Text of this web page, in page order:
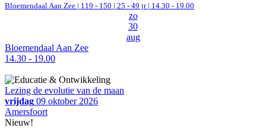
Bloemendaal Aan Zee | 119 - 150 | 25 - 49 jr | 14.30 - 19.00
zo
30
aug
Bloemendaal Aan Zee
14.30 - 19.00
Lezing de evolutie van de maan
vrijdag 09 oktober 2026
Amersfoort
Nieuw!